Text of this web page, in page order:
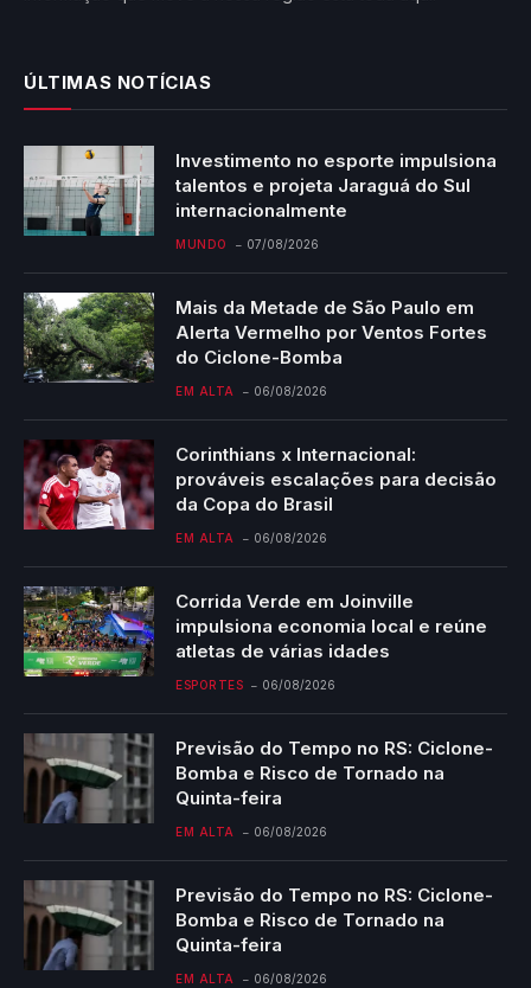
ÚLTIMAS NOTÍCIAS
Investimento no esporte impulsiona
talentos e projeta Jaraguá do Sul
internacionalmente
MUNDO 07/08/2026
Mais da Metade de São Paulo em
Alerta Vermelho por Ventos Fortes
do Ciclone-Bomba
EM ALTA 06/08/2026
Corinthians x Internacional:
prováveis escalações para decisão
da Copa do Brasil
EM ALTA 06/08/2026
Corrida Verde em Joinville
impulsiona economia local e reúne
atletas de várias idades
ESPORTES 06/08/2026
Previsão do Tempo no RS: Ciclone-
Bomba e Risco de Tornado na
Quinta-feira
EM ALTA 06/08/2026
Previsão do Tempo no RS: Ciclone-
Bomba e Risco de Tornado na
Quinta-feira
EM ALTA 06/08/2026